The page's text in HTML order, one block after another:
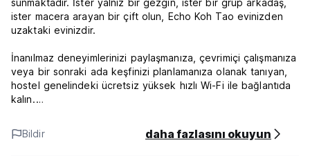
sunmaktadır. İster yalnız bir gezgin, ister bir grup arkadaş,
ister macera arayan bir çift olun, Echo Koh Tao evinizden
uzaktaki evinizdir.
İnanılmaz deneyimlerinizi paylaşmanıza, çevrimiçi çalışmanıza
veya bir sonraki ada keşfinizi planlamanıza olanak tanıyan,
hostel genelindeki ücretsiz yüksek hızlı Wi-Fi ile bağlantıda
kalın.
Serinletici kokteyllerinizi yudumlayabileceğiniz, diğer
gezginlerle kaynaşabileceğiniz ve nefes kesen deniz
Bildir daha fazlasını okuyun